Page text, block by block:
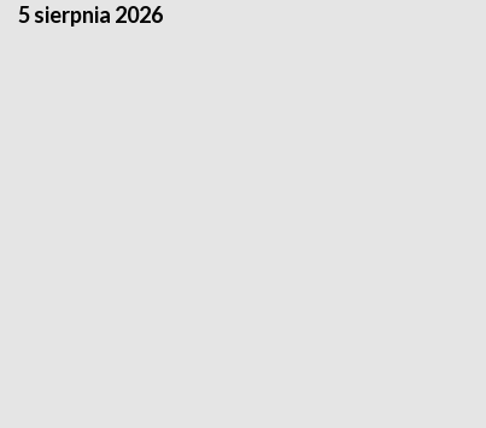
5 sierpnia 2026